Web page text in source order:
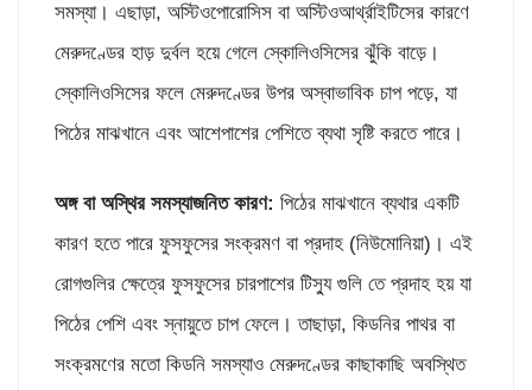
সমস্যা। এছাড়া, অস্টিওপোরোসিস বা অস্টিওআর্থ্রাইটিসের কারণে
মেরুদণ্ডের হাড় দুর্বল হয়ে গেলে স্কোলিওসিসের ঝুঁকি বাড়ে।
স্কোলিওসিসের ফলে মেরুদণ্ডের উপর অস্বাভাবিক চাপ পড়ে, যা
পিঠের মাঝখানে এবং আশেপাশের পেশিতে ব্যথা সৃষ্টি করতে পারে।
অঙ্গ বা অস্থির সমস্যাজনিত কারণ: পিঠের মাঝখানে ব্যথার একটি
কারণ হতে পারে ফুসফুসের সংক্রমণ বা প্রদাহ (নিউমোনিয়া)। এই
রোগগুলির ক্ষেত্রে ফুসফুসের চারপাশের টিস্যু গুলি তে প্রদাহ হয় যা
পিঠের পেশি এবং স্নায়ুতে চাপ ফেলে। তাছাড়া, কিডনির পাথর বা
সংক্রমণের মতো কিডনি সমস্যাও মেরুদণ্ডের কাছাকাছি অবস্থিত